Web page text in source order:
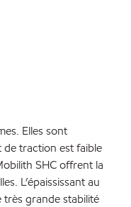
Elles sont
de traction est faible
SHC offrent la
L’épaississant au
très grande stabilité